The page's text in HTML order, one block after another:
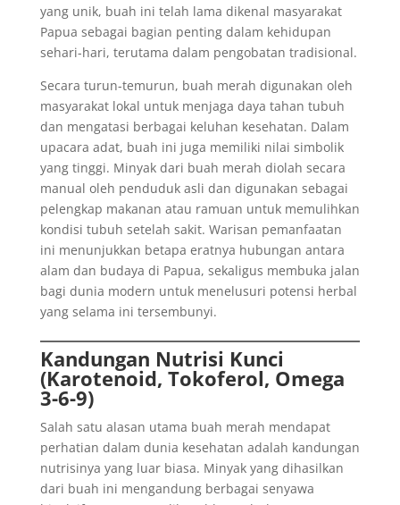
yang unik, buah ini telah lama dikenal masyarakat
Papua sebagai bagian penting dalam kehidupan
sehari-hari, terutama dalam pengobatan tradisional.
Secara turun-temurun, buah merah digunakan oleh
masyarakat lokal untuk menjaga daya tahan tubuh
dan mengatasi berbagai keluhan kesehatan. Dalam
upacara adat, buah ini juga memiliki nilai simbolik
yang tinggi. Minyak dari buah merah diolah secara
manual oleh penduduk asli dan digunakan sebagai
pelengkap makanan atau ramuan untuk memulihkan
kondisi tubuh setelah sakit. Warisan pemanfaatan
ini menunjukkan betapa eratnya hubungan antara
alam dan budaya di Papua, sekaligus membuka jalan
bagi dunia modern untuk menelusuri potensi herbal
yang selama ini tersembunyi.
Kandungan Nutrisi Kunci
(Karotenoid, Tokoferol, Omega
3-6-9)
Salah satu alasan utama buah merah mendapat
perhatian dalam dunia kesehatan adalah kandungan
nutrisinya yang luar biasa. Minyak yang dihasilkan
dari buah ini mengandung berbagai senyawa